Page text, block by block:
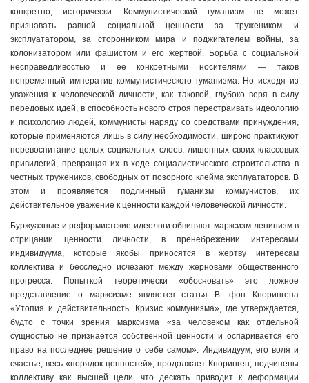
конкретно, исторически. Коммунистический гуманизм не может
признавать равной социальной ценности за тружеником и
эксплуататором, за сторонником мира и поджигателем войны, за
колонизатором или фашистом и его жертвой. Борьба с социальной
несправедливостью и ее конкретными носителями — таков
непременный императив коммунистического гуманизма. Но исходя из
уважения к человеческой личности, как таковой, глубоко веря в силу
передовых идей, в способность нового строя перестраивать идеологию
и психологию людей, коммунисты наряду со средствами принуждения,
которые применяются лишь в силу необходимости, широко практикуют
перевоспитание целых социальных слоев, лишенных своих классовых
привилегий, превращая их в ходе социалистического строительства в
честных тружеников, свободных от позорного клейма эксплуататоров. В
этом и проявляется подлинный гуманизм коммунистов, их
действительное уважение к ценности каждой человеческой личности.
Буржуазные и реформистские идеологи обвиняют марксизм-ленинизм в
отрицании ценности личности, в пренебрежении интересами
индивидуума, которые якобы приносятся в жертву интересам
коллектива и бесследно исчезают между жерновами общественного
прогресса. Попыткой теоретически «обосновать» это ложное
представление о марксизме является статья В. фон Кнорингена
«Утопия и действительность. Кризис коммунизма», где утверждается,
будто с точки зрения марксизма «за человеком как отдельной
сущностью не признается собственной ценности и оспаривается его
право на последнее решение о себе самом». Индивидуум, его воля и
счастье, весь «порядок ценностей», продолжает Кноринген, подчинены
коллективу как высшей цели, что дескать приводит к деформации